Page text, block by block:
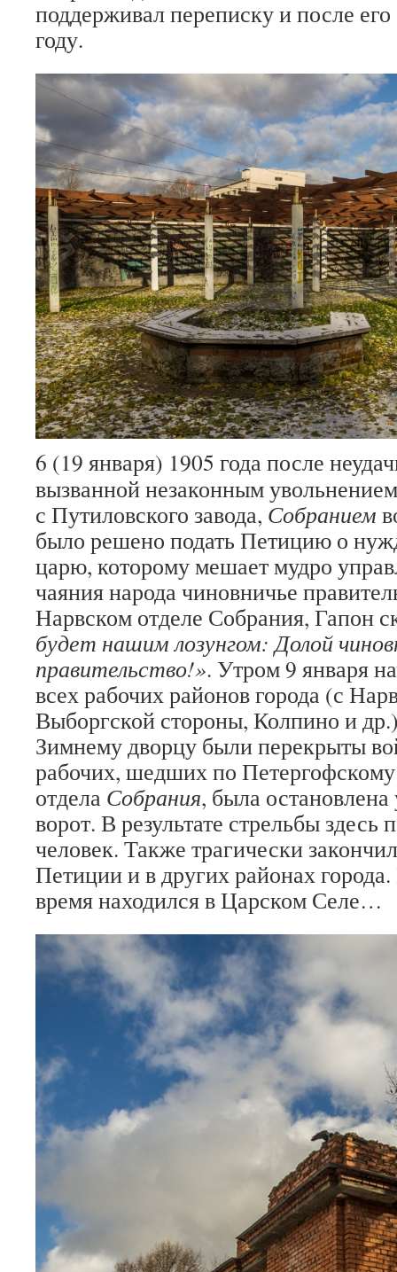
поддерживал переписку и после его
году.
6 (19 января) 1905 года после
вызванной незаконным
с Путиловского завода, Собранием
было решено подать Петицию о
царю, которому мешает мудро
чаяния народа чиновничье
Нарвском отделе Собрания, Гапон
будет нашим лозунгом: Долой
правительство!». Утром 9 января
всех рабочих районов города (с
Выборгской стороны, Колпино и
Зимнему дворцу были перекрыты
рабочих, шедших по
отдела Собрания, была
ворот. В результате стрельбы здесь
человек. Также трагически
Петиции и в других районах
время находился в Царском Селе…